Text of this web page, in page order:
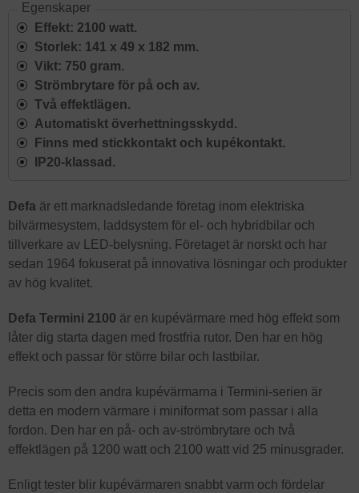
Egenskaper
Effekt: 2100 watt.
Storlek: 141 x 49 x 182 mm.
Vikt: 750 gram.
Strömbrytare för på och av.
Två effektlägen.
Automatiskt överhettningsskydd.
Finns med stickkontakt och kupékontakt.
IP20-klassad.
Defa är ett marknadsledande företag inom elektriska
bilvärmesystem, laddsystem för el- och hybridbilar och
tillverkare av LED-belysning. Företaget är norskt och har
sedan 1964 fokuserat på innovativa lösningar och produkter
av hög kvalitet.
Defa Termini 2100 är en kupévärmare med hög effekt som
låter dig starta dagen med frostfria rutor. Den har en hög
effekt och passar för större bilar och lastbilar.
Precis som den andra kupévärmarna i Termini-serien är
detta en modern värmare i miniformat som passar i alla
fordon. Den har en på- och av-strömbrytare och två
effektlägen på 1200 watt och 2100 watt vid 25 minusgrader.
Enligt tester blir kupévärmaren snabbt varm och fördelar